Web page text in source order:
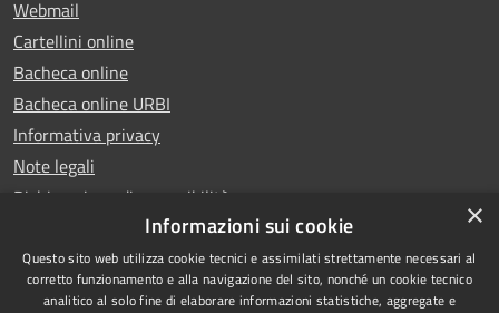
Webmail
Cartellini online
Bacheca online
Bacheca online URBI
Informativa privacy
Note legali
Dichiarazione di accessibilità
Copyright © 2025 Comune di
×
Informazioni sui cookie
Questo sito web utilizza cookie tecnici e assimilati strettamente necessari al
corretto funzionamento e alla navigazione del sito, nonché un cookie tecnico
analitico al solo fine di elaborare informazioni statistiche, aggregate e